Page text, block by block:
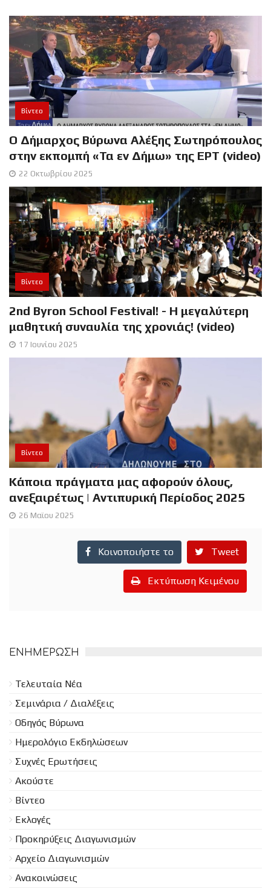
Βίντεο
Ο Δήμαρχος Βύρωνα Αλέξης Σωτηρόπουλος
στην εκπομπή «Τα εν Δήμω» της ΕΡΤ (video)
22 Οκτωβρίου 2025
Βίντεο
2nd Byron School Festival! - Η μεγαλύτερη
μαθητική συναυλία της χρονιάς! (video)
17 Ιουνίου 2025
Βίντεο
Κάποια πράγματα μας αφορούν όλους,
ανεξαιρέτως | Αντιπυρική Περίοδος 2025
26 Μαϊου 2025
Κοινοποιήστε το Tweet
Εκτύπωση Κειμένου
ΕΝΗΜΈΡΩΣΗ
Τελευταία Νέα
Σεμινάρια / Διαλέξεις
Οδηγός Βύρωνα
Ημερολόγιο Εκδηλώσεων
Συχνές Ερωτήσεις
Ακούστε
Βίντεο
Εκλογές
Προκηρύξεις Διαγωνισμών
Aρχείο Διαγωνισμών
Ανακοινώσεις